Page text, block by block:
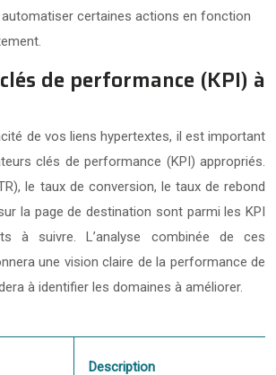
automatiser certaines actions en fonction
de performance (KPI) à
de vos liens hypertextes, il est important
clés de performance (KPI) appropriés.
le taux de conversion, le taux de rebond
la page de destination sont parmi les KPI
à suivre. L’analyse combinée de ces
une vision claire de la performance de
à identifier les domaines à améliorer.
Description